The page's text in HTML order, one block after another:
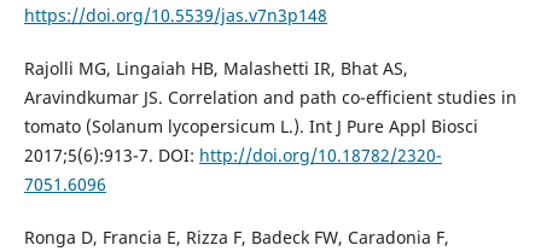
https://doi.org/10.5539/jas.v7n3p148
Rajolli MG, Lingaiah HB, Malashetti IR, Bhat AS,
Aravindkumar JS. Correlation and path co-efficient studies in
tomato (Solanum lycopersicum L.). Int J Pure Appl Biosci
2017;5(6):913-7. DOI: http://doi.org/10.18782/2320-
7051.6096
Ronga D, Francia E, Rizza F, Badeck FW, Caradonia F,